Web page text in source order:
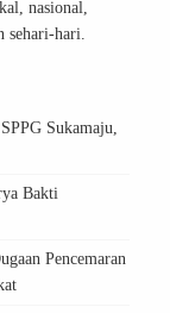
nasional,
sehari-hari.
Sukamaju,
Bakti
Pencemaran